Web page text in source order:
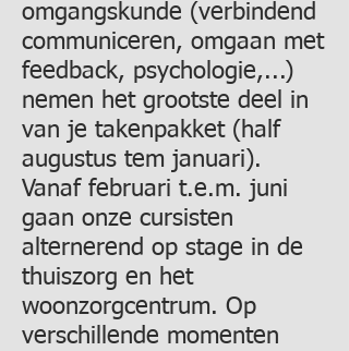
omgangskunde (verbindend
communiceren, omgaan met
feedback, psychologie,...)
nemen het grootste deel in
van je takenpakket (half
augustus tem januari).
Vanaf februari t.e.m. juni
gaan onze cursisten
alternerend op stage in de
thuiszorg en het
woonzorgcentrum. Op
verschillende momenten